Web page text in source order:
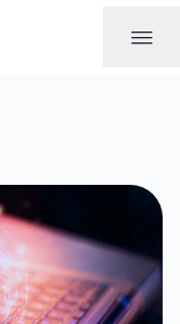
|||